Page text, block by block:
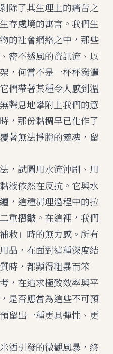
除了其生理上的痛苦之
存處境的寓言。我們生
的社會網絡之中，那些
密不透風的資訊流、以
，何嘗不是一杯杯潑灑
們帶著某種令人感到溫
聲息地攀附上我們的意
，那份黏稠早已化作了
著無法掙脫的靈魂，留
，試圖用水流沖刷、用
液依然在反抗。它與水
，這種清理過程中的拉
重摺皺。在這裡，我們
救」時的無力感。所有
品，在面對這種深度結
時，都顯得粗暴而笨
，在追求極致效率與平
是否應當為這些不可預
留出一種更具彈性、更
酒引發的微觀風暴，終